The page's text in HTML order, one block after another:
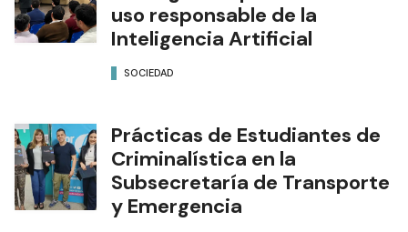
uso responsable de la
Inteligencia Artificial
SOCIEDAD
Prácticas de Estudiantes de
Criminalística en la
Subsecretaría de Transporte
y Emergencia